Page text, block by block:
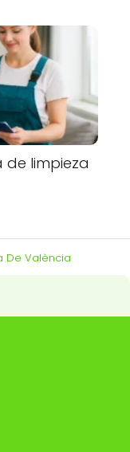
de limpieza
De València